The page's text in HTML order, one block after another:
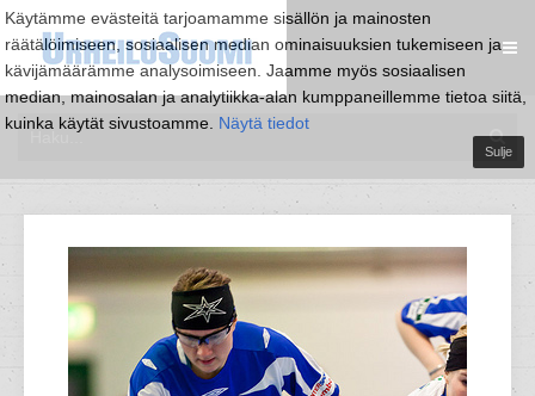
Käytämme evästeitä tarjoamamme sisällön ja mainosten
räätälöimiseen, sosiaalisen median ominaisuuksien tukemiseen ja
kävijämäärämme analysoimiseen. Jaamme myös sosiaalisen
median, mainosalan ja analytiikka-alan kumppaneillemme tietoa siitä,
kuinka käytät sivustoamme. Näytä tiedot
Sulje